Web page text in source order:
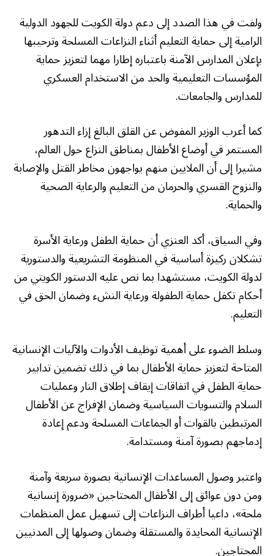
ولفت في هذا الصدد إلى دعم دولة الكويت للجهود الدولية
الرامية إلى حماية التعليم أثناء النزاعات المسلحة وترحيبها
بإعلان المدارس الآمنة باعتباره إطارا مهما لتعزيز حماية
المؤسسات التعليمية والحد من الاستخدام العسكري
للمدارس والجامعات.
كما أعرب الوزير المفوض عن القلق البالغ إزاء التدهور
المستمر في أوضاع الأطفال بمناطق النزاع حول العالم،
مشيرا إلى أن الملايين منهم يواجهون مخاطر القتل والإصابة
والنزوح القسري والحرمان من التعليم والرعاية الصحية
والحماية.
وفي السياق، أكد العنزي أن حماية الطفل ورعاية الأسرة
تشكلان ركيزة أساسية في المنظومة التشريعية والدستورية
لدولة الكويت، مستشهدا بما نص عليه الدستور الكويتي من
أحكام تكفل حماية الطفولة ورعاية النشء وضمان الحق في
التعليم.
وسلط الضوء على أهمية توظيف الأدوات والآليات الإنسانية
المتاحة لتعزيز حماية الأطفال بما في ذلك تضمين تدابير
حماية الطفل في اتفاقات إيقاف إطلاق النار وعمليات
السلام والتسويات السياسية وضمان الإفراج عن الأطفال
المرتبطين بالقوات أو الجماعات المسلحة ودعم إعادة
إدماجهم بصورة آمنة ومستدامة.
واعتبر وصول المساعدات الإنسانية بصورة سريعة وآمنة
ومن دون عوائق إلى الأطفال المحتاجين «ضرورة إنسانية
ملحة»، داعيا أطراف النزاعات إلى تسهيل عمل المنظمات
الإنسانية المحايدة والمستقلة وضمان وصولها إلى المدنيين
المحتاجين.